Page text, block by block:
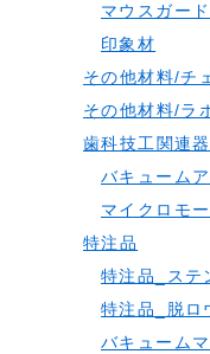
マウスガー
印象材
その他材料/チ
その他材料/ラ
歯科技工関連
バキューム
マイクロモ
特注品
特注品_ステ
特注品_脱ロ
バキューム